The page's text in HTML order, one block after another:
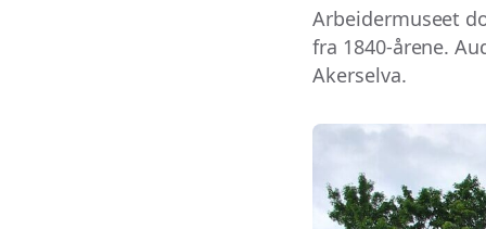
Arbeidermuseet
fra 1840-årene.
Akerselva.